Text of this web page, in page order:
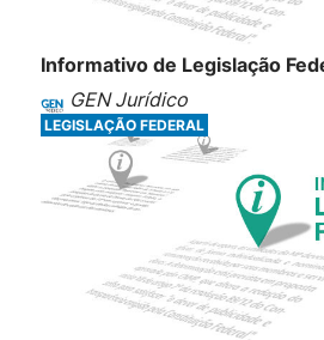
Informativo de Legislação
GEN Jurídico
LEGISLAÇÃO FEDERAL